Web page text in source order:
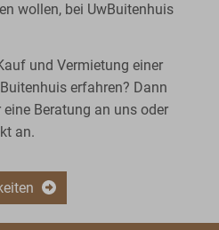
wollen, bei UwBuitenhuis
und Vermietung einer
erfahren? Dann
Beratung an uns oder
an.